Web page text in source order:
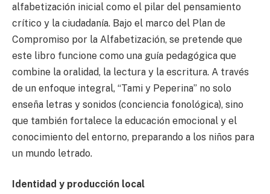
alfabetización inicial como el pilar del pensamiento
crítico y la ciudadanía. Bajo el marco del Plan de
Compromiso por la Alfabetización, se pretende que
este libro funcione como una guía pedagógica que
combine la oralidad, la lectura y la escritura. A través
de un enfoque integral, “Tami y Peperina” no solo
enseña letras y sonidos (conciencia fonológica), sino
que también fortalece la educación emocional y el
conocimiento del entorno, preparando a los niños para
un mundo letrado.
Identidad y producción local